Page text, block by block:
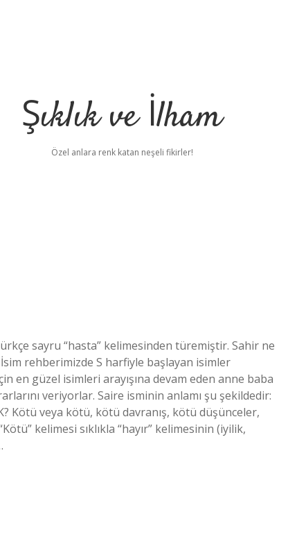
Şıklık ve İlham
Özel anlara renk katan neşeli fikirler!
sayru “hasta” kelimesinden türemiştir. Sahir ne
rehberimizde S harfiyle başlayan isimler
en güzel isimleri arayışına devam eden anne baba
veriyorlar. Saire isminin anlamı şu şekildedir:
Kötü veya kötü, kötü davranış, kötü düşünceler,
kelimesi sıklıkla “hayır” kelimesinin (iyilik,